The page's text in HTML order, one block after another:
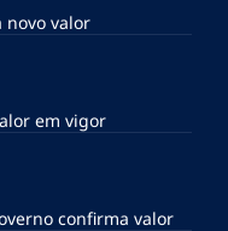
novo valor
em vigor
confirma valor